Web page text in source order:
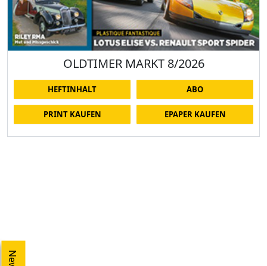
OLDTIMER MARKT 8/2026
HEFTINHALT ABO
PRINT KAUFEN EPAPER KAUFEN